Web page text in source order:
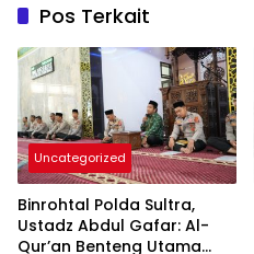
Pos Terkait
Uncategorized
Binrohtal Polda Sultra,
Ustadz Abdul Gafar: Al-
Qur’an Benteng Utama